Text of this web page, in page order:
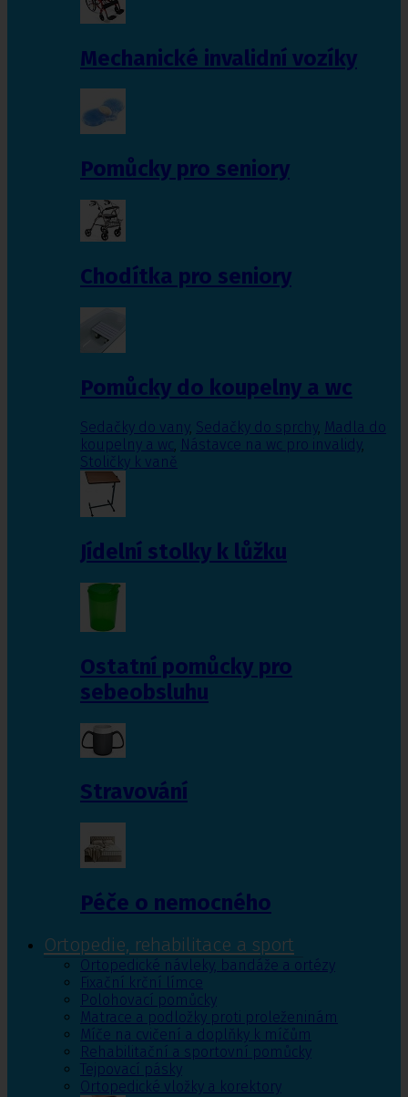
Mechanické invalidní vozíky
Pomůcky pro seniory
Chodítka pro seniory
Pomůcky do koupelny a wc
Sedačky do vany, Sedačky do sprchy, Madla do
koupelny a wc, Nástavce na wc pro invalidy,
Stoličky k vaně
Jídelní stolky k lůžku
Ostatní pomůcky pro
sebeobsluhu
Stravování
Péče o nemocného
Ortopedie, rehabilitace a sport
Ortopedické návleky, bandáže a ortézy
Fixační krční límce
Polohovací pomůcky
Matrace a podložky proti proleženinám
Míče na cvičení a doplňky k míčům
Rehabilitační a sportovní pomůcky
Tejpovací pásky
Ortopedické vložky a korektory